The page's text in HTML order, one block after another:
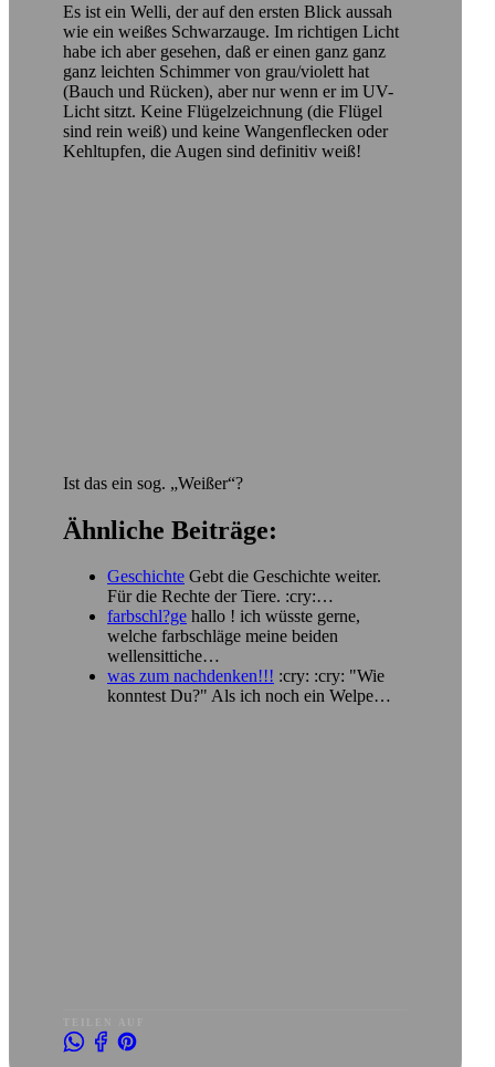
Es ist ein Welli, der auf den ersten Blick aussah
wie ein weißes Schwarzauge. Im richtigen Licht
habe ich aber gesehen, daß er einen ganz ganz
ganz leichten Schimmer von grau/violett hat
(Bauch und Rücken), aber nur wenn er im UV-
Licht sitzt. Keine Flügelzeichnung (die Flügel
sind rein weiß) und keine Wangenflecken oder
Kehltupfen, die Augen sind definitiv weiß!
Ist das ein sog. „Weißer“?
Ähnliche Beiträge:
Geschichte Gebt die Geschichte weiter.
Für die Rechte der Tiere. :cry:…
farbschl?ge hallo ! ich wüsste gerne,
welche farbschläge meine beiden
wellensittiche…
was zum nachdenken!!! :cry: :cry: "Wie
konntest Du?" Als ich noch ein Welpe…